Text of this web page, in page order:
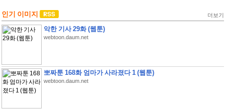
인기 이미지 더보기
악한 기사 29화 (웹툰)
webtoon.daum.net
뽀짜툰 168화 엄마가 사라졌다 1 (웹툰)
webtoon.daum.net